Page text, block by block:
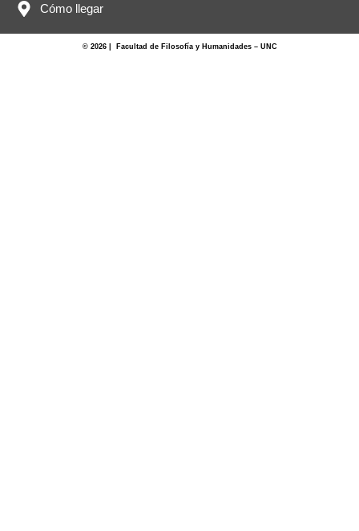
Cómo llegar
© 2026 | Facultad de Filosofía y Humanidades – UNC